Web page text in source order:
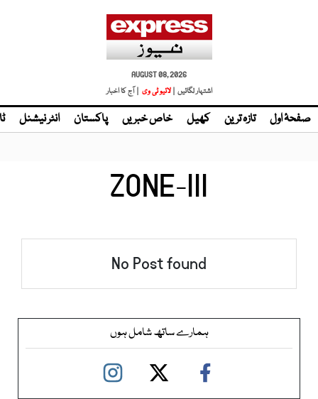
AUGUST 08, 2026
اشتہار لگائیں | لائیو ٹی وی | آج کا اخبار
صفحۂ اول تازہ ترین کھیل خاص خبریں پاکستان انٹر نیشنل
ZONE-III
No Post found
ہمارے ساتھ شامل ہوں